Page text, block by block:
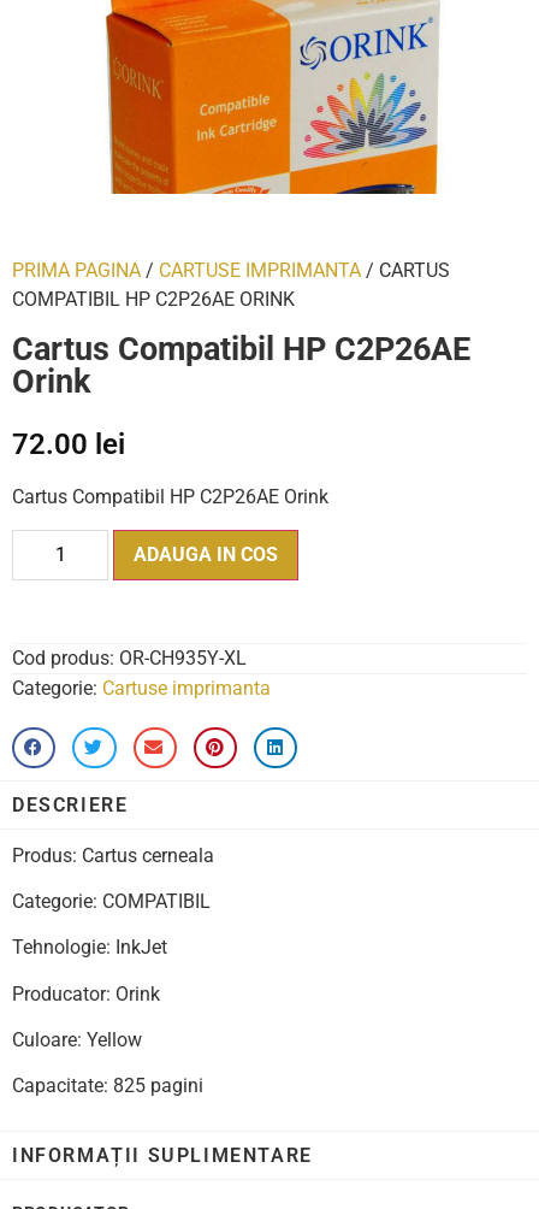
PRIMA PAGINA / CARTUSE IMPRIMANTA / CARTUS
COMPATIBIL HP C2P26AE ORINK
Cartus Compatibil HP C2P26AE
Orink
72.00 lei
Cartus Compatibil HP C2P26AE Orink
ADAUGA IN COS
Cod produs: OR-CH935Y-XL
Categorie: Cartuse imprimanta
DESCRIERE
Produs: Cartus cerneala
Categorie: COMPATIBIL
Tehnologie: InkJet
Producator: Orink
Culoare: Yellow
Capacitate: 825 pagini
INFORMAȚII SUPLIMENTARE